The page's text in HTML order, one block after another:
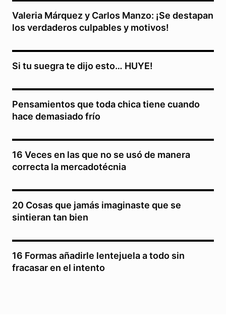
Valeria Márquez y Carlos Manzo: ¡Se destapan
los verdaderos culpables y motivos!
Si tu suegra te dijo esto… HUYE!
Pensamientos que toda chica tiene cuando
hace demasiado frío
16 Veces en las que no se usó de manera
correcta la mercadotécnia
20 Cosas que jamás imaginaste que se
sintieran tan bien
16 Formas añadirle lentejuela a todo sin
fracasar en el intento